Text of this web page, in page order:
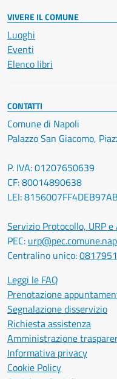
VIVERE IL COMUNE
Luoghi
Eventi
Elenco libri
CONTATTI
Comune di Napoli
Palazzo San Giacomo,
P. IVA: 01207650639
CF: 80014890638
LEI:
Servizio Protocollo, URP
PEC:
Centralino unico:
Leggi le FAQ
Prenotazione
Segnalazione disservizio
Richiesta assistenza
Amministrazione
Informativa privacy
Cookie Policy